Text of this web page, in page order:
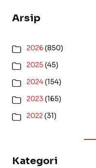
Arsip
2026 (850)
2025 (45)
2024(154)
2023 (165)
2022(31)
Kategori